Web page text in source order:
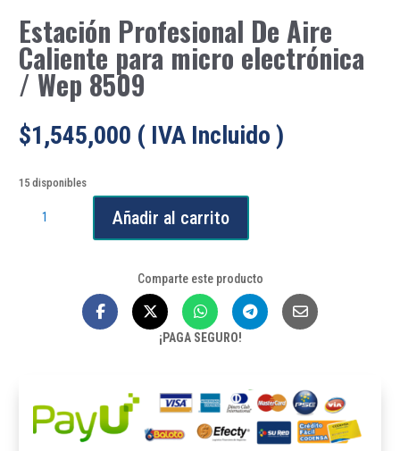
Estación Profesional De Aire
Caliente para micro electrónica
/ Wep 8509
$1,545,000 ( IVA Incluido )
15 disponibles
Profesional
8509
cantidad
Añadir al carrito
Comparte este producto
¡PAGA SEGURO!